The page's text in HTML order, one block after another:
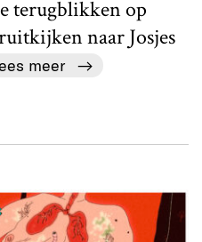
terugblikken op
naar Josjes
meer